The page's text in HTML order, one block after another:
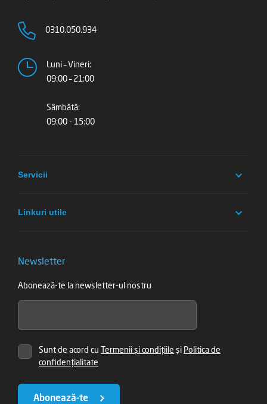
0310.050.934
Luni – Vineri:
09:00 – 21:00
Sâmbătă:
09:00 - 15:00
Servicii
Linkuri utile
Newsletter
Abonează-te la newsletter-ul nostru
Sunt de acord cu Termenii și condițiile și Politica de
confidențialitate
Abonează-te